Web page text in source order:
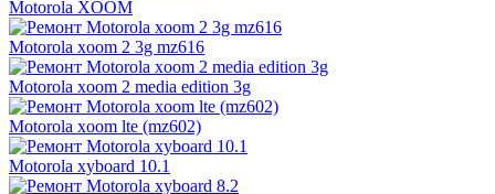
Motorola XOOM
Motorola xoom 2 3g mz616
Motorola xoom 2 media edition 3g
Motorola xoom lte (mz602)
Motorola xyboard 10.1